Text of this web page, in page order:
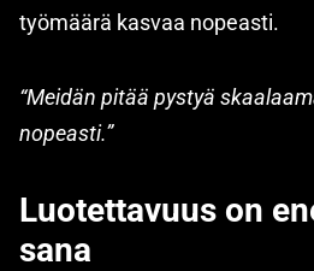
työmäärä kasvaa nopeasti.
“Meidän pitää pystyä
nopeasti.”
Luotettavuus on
sana